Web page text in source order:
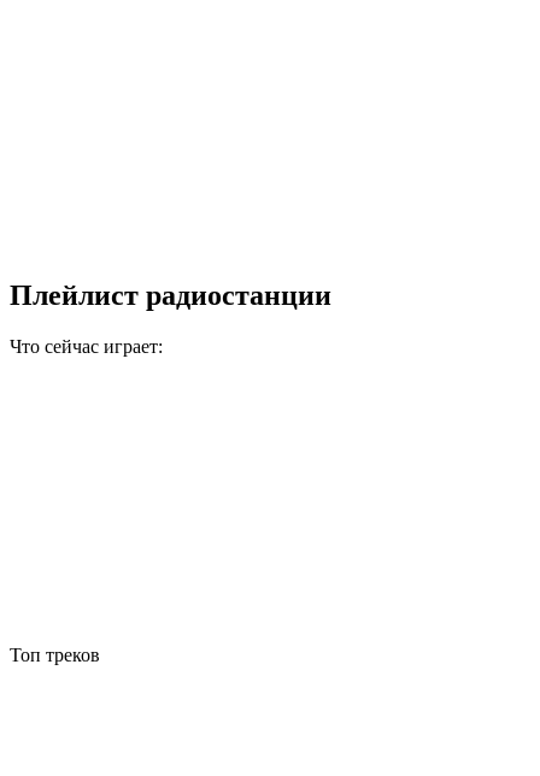
Плейлист радиостанции
Что сейчас играет:
Топ треков